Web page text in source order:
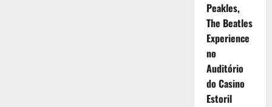
Peakles,
The Beatles
Experience
no
Auditório
do Casino
Estoril